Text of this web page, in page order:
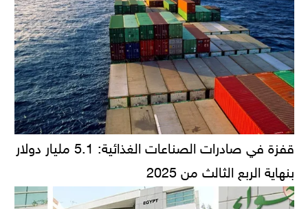
قفزة في صادرات الصناعات الغذائية: 5.1 مليار دولار
بنهاية الربع الثالث من 2025